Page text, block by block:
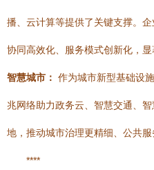
播、云计算等提供了关键支撑。
协同高效化、服务模式创新化，显
智慧城市： 作为城市新型基础设
兆网络助力政务云、智慧交通、
地，推动城市治理更精细、公共服
****